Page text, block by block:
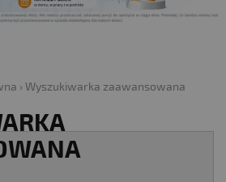
› Wyszukiwarka zaawansowana